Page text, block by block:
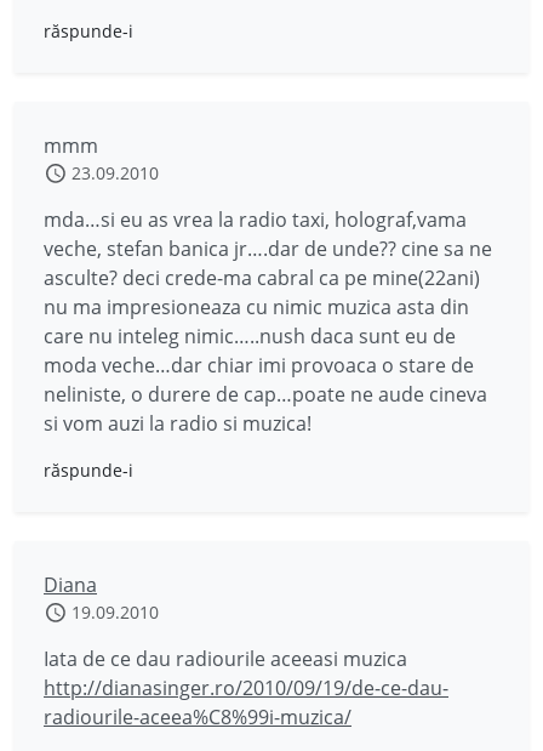
răspunde-i
mmm
23.09.2010
mda…si eu as vrea la radio taxi, holograf,vama
veche, stefan banica jr….dar de unde?? cine sa ne
asculte? deci crede-ma cabral ca pe mine(22ani)
nu ma impresioneaza cu nimic muzica asta din
care nu inteleg nimic…..nush daca sunt eu de
moda veche…dar chiar imi provoaca o stare de
neliniste, o durere de cap…poate ne aude cineva
si vom auzi la radio si muzica!
răspunde-i
Diana
19.09.2010
Iata de ce dau radiourile aceeasi muzica
http://dianasinger.ro/2010/09/19/de-ce-dau-
radiourile-aceea%C8%99i-muzica/